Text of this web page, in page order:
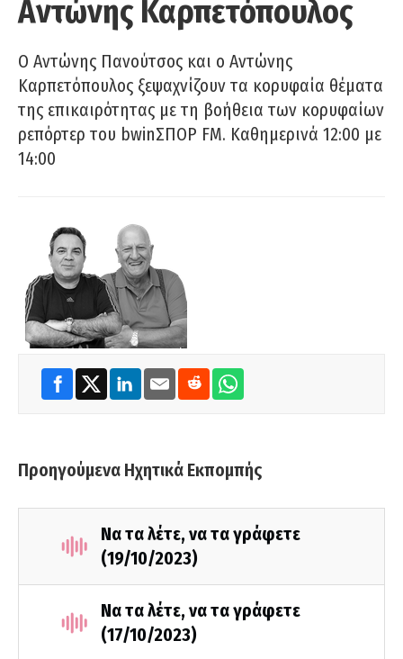
Αντώνης Καρπετόπουλος
Ο Αντώνης Πανούτσος και ο Αντώνης
Καρπετόπουλος ξεψαχνίζουν τα κορυφαία θέματα
της επικαιρότητας με τη βοήθεια των κορυφαίων
ρεπόρτερ του bwinΣΠΟΡ FM. Καθημερινά 12:00 με
14:00
Προηγούμενα Ηχητικά Εκπομπής
Να τα λέτε, να τα γράφετε
(19/10/2023)
Να τα λέτε, να τα γράφετε
(17/10/2023)